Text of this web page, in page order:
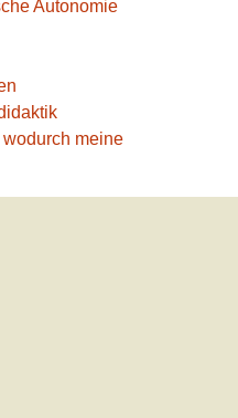
Autonomie
wodurch meine